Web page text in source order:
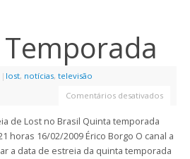
Temporada
| lost, notícias, televisão
Comentários desativados
de Lost no Brasil Quinta temporada
horas 16/02/2009 Érico Borgo O canal a
a data de estreia da quinta temporada